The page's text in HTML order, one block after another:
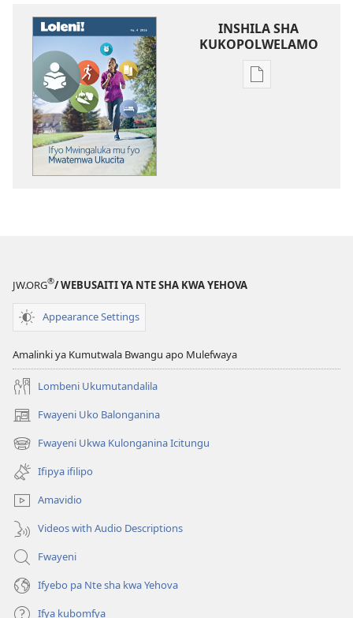
INSHILA SHA
KUKOPOLWELAMO
Inshila
JW.ORG®/ WEBUSAITI YA NTE SHA KWA YEHOVA
Appearance Settings
Amalinki ya Kumutwala Bwangu apo Mulefwaya
Lombeni Ukumutandalila
Fwayeni Uko Balonganina
(yalaisula
na
imbi)
Fwayeni Ukwa Kulonganina Icitungu
(yalaisula
na
imbi)
Ifipya ifilipo
Amavidio
Videos with Audio Descriptions
Fwayeni
Ifyebo pa Nte sha kwa Yehova
Ifya kubomfya